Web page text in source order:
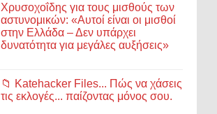
Χρυσοχοΐδης για τους μισθούς των
αστυνομικών: «Αυτοί είναι οι μισθοί
στην Ελλάδα – Δεν υπάρχει
δυνατότητα για μεγάλες αυξήσεις»
📁 Katehacker Files... Πώς να χάσεις
τις εκλογές... παίζοντας μόνος σου.